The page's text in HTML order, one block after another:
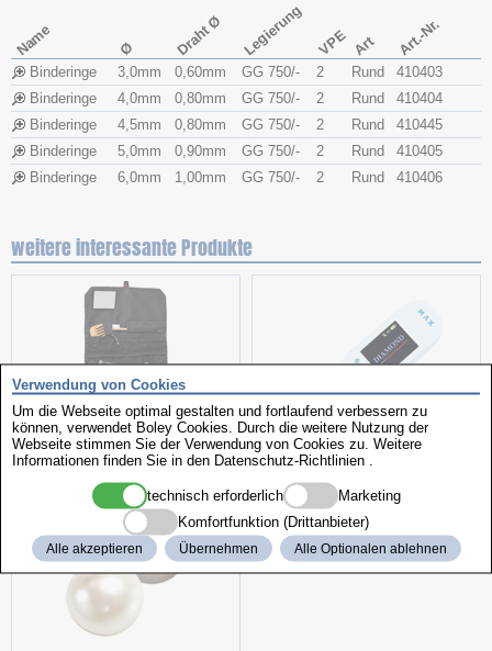
Name Ø Draht Ø Legierung VPE Art Art.-Nr.
Binderinge 3,0mm 0,60mm GG 750/- 2 Rund
410403
Binderinge
4,0mm 0,80mm GG 750/- 2 Rund
410404
Binderinge
4,5mm 0,80mm GG 750/- 2 Rund
410445
Binderinge
5,0mm 0,90mm GG 750/- 2 Rund
410405
Binderinge
6,0mm 1,00mm GG 750/- 2 Rund 410406
weitere interessante Produkte
Kulturbeutel Kombiprüfgerät
Verwendung von Cookies
Um die Webseite optimal gestalten und fortlaufend verbessern zu
können, verwendet Boley Cookies. Durch die weitere Nutzung der
Webseite stimmen Sie der Verwendung von Cookies zu. Weitere
Informationen finden Sie in den Datenschutz-Richtlinien
technisch erforderlich
Marketing
Komfortfunktion (Drittanbieter)
Alle akzeptieren Übernehmen Alle Optionalen ablehnen